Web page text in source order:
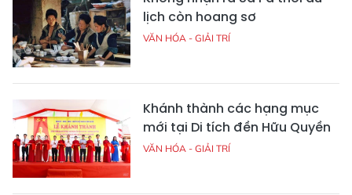
lịch còn hoang sơ
VĂN HÓA - GIẢI TRÍ
Khánh thành các hạng mục
mới tại Di tích đền Hữu Quyền
VĂN HÓA - GIẢI TRÍ